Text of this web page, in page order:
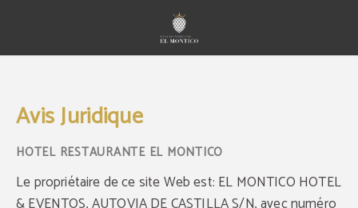
Avis Juridique
Le propriétaire de ce site Web est: EL MONTICO HOTEL